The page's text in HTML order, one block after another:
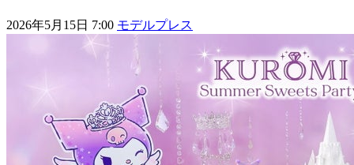
2026年5月15日 7:00 モデルプレス